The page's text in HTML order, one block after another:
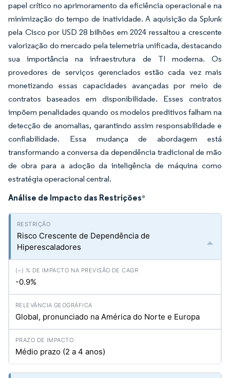
papel crítico no aprimoramento da eficiência operacional e na
minimização do tempo de inatividade. A aquisição da Splunk
pela Cisco por USD 28 bilhões em 2024 ressaltou a crescente
valorização do mercado pela telemetria unificada, destacando
sua importância na infraestrutura de TI moderna. Os
provedores de serviços gerenciados estão cada vez mais
monetizando essas capacidades avançadas por meio de
contratos baseados em disponibilidade. Esses contratos
impõem penalidades quando os modelos preditivos falham na
detecção de anomalias, garantindo assim responsabilidade e
confiabilidade. Essa mudança de abordagem está
transformando a conversa da dependência tradicional de mão
de obra para a adoção da inteligência de máquina como
estratégia operacional central.
Análise de Impacto das Restrições*
Risco Crescente de Dependência de
Hiperescaladores
-0.9%
Global, pronunciado na América do Norte e Europa
Médio prazo (2 a 4 anos)